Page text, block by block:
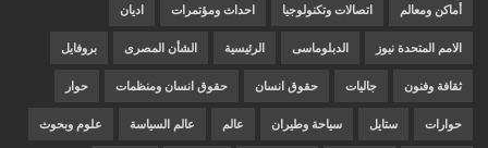
أماكن ومعالم اتصالات وتكنولوجيا احداث ومؤتمرات اديان
الامم المتحدة نيوز الدبلوماسى الرئيسية الشأن المصرى بروفايل
ثقافة وفنون جاليات حقوق انسان حقوق انسان ومنظمات حوار
حوارات ستايل سياحة وطيران عالم عالم السياسة علوم وبحوث